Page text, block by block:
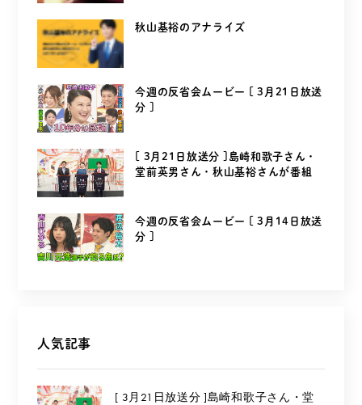
秋山基裕のアナライズ
今週の反省会ムービー [ 3月21日放送
分 ]
[ 3月21日放送分 ]島崎和歌子さん・
堂前英男さん・秋山基裕さんが番組
今週の反省会ムービー [ 3月14日放送
分 ]
人気記事
[ 3月21日放送分 ]島崎和歌子さん・堂